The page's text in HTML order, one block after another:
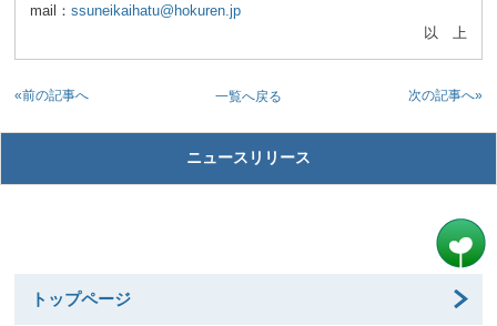
mail：ssuneikaihatu@hokuren.jp
以 上
一覧へ戻る
«前の記事へ 次の記事へ»
ニュースリリース
トップページ